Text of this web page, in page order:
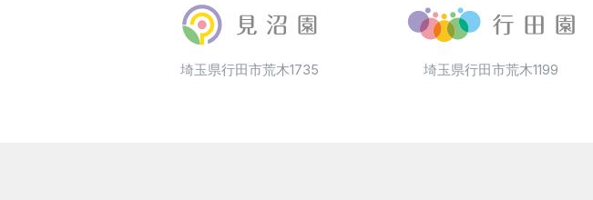
埼玉県行田市荒木1735 埼玉県行田市荒木1199